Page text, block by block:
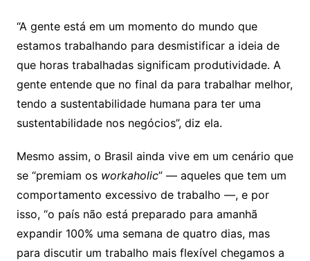
“A gente está em um momento do mundo que
estamos trabalhando para desmistificar a ideia de
que horas trabalhadas significam produtividade. A
gente entende que no final da para trabalhar melhor,
tendo a sustentabilidade humana para ter uma
sustentabilidade nos negócios”, diz ela.
Mesmo assim, o Brasil ainda vive em um cenário que
se “premiam os workaholic” — aqueles que tem um
comportamento excessivo de trabalho —, e por
isso, “o país não está preparado para amanhã
expandir 100% uma semana de quatro dias, mas
para discutir um trabalho mais flexível chegamos a